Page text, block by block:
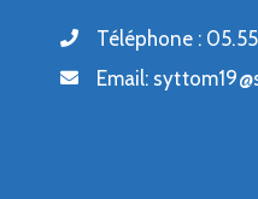
Téléphone :
Email: